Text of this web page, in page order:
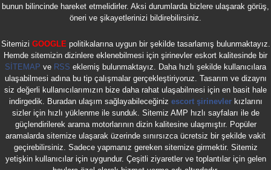
bunun bilincinde hareket etmelidirler. Aksi durumlarda bizlere ulaşarak görüş,
öneri ve şikayetlerinizi bildirebilirsiniz.
Sitemizi GOOGLEpolitikalarına uygun bir şekilde tasarlamış bulunmaktayız.
Hemde sitemizin dizinlere eklenebilmesi için şirinevler eskort kalitesinde bir
SİTEMAP ve RSS eklemiş bulunmaktayız. Daha hızlı şekilde kullanıcılara
ulaşabilmesi adına bu tip çalışmalar gerçekleştiriyoruz. Tasarım ve dizaynı
siz değerli kullanıcılarımızın bize daha rahat ulaşabilmesi için en basit hale
indirgedik. Buradan ulaşım sağlayabileceğiniz escort şirinevlerkızlarını
sizler için hızlı yüklenme ile sunduk. Sitemiz AMP hızlı sayfaları ile de
güçlendirilerek arama motorlarının dizin kalitesine ulaşmıştır. Popüler
aramalarda sitemize ulaşarak üzerinde sınırsızca ücretsiz bir şekilde vakit
geçirebilirsiniz. Sadece yapmanız gereken sitemize girmektir. Sitemiz
yetişkin kullanıcılar için uygundur. Çeşitli ziyaretler ve toplantılar için gelen